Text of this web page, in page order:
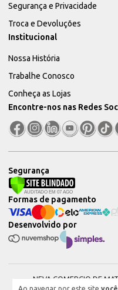
Segurança e Privacidade
Troca e Devoluções
Institucional
Nossa História
Trabalhe Conosco
Conheça as Lojas
Encontre-nos nas Redes
Segurança
Desenvolvido por
Formas de pagamento
NEVA COMERCIO DE